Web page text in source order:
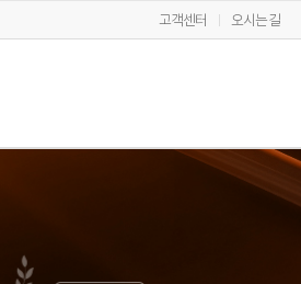
고객센터 오시는길